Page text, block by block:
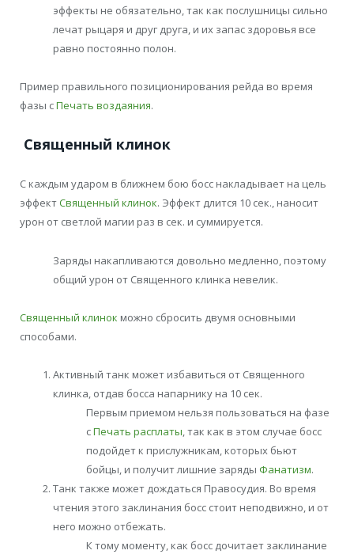
эффекты не обязательно, так как послушницы сильно
лечат рыцаря и друг друга, и их запас здоровья все
равно постоянно полон.
Пример правильного позиционирования рейда во время
фазы сПечать воздаяния.
Священный клинок
С каждым ударом в ближнем бою босс накладывает на цель
эффектСвященный клинок. Эффект длится 10 сек., наносит
урон от светлой магии раз в сек. и суммируется.
Заряды накапливаются довольно медленно, поэтому
общий урон от Священного клинка невелик.
Священный клинок можно сбросить двумя основными
способами.
Активный танк может избавиться от Священного
клинка, отдав босса напарнику на 10 сек.
Первым приемом нельзя пользоваться на фазе
сПечать расплаты, так как в этом случае босс
подойдет к прислужникам, которых бьют
бойцы, и получит лишние заряды Фанатизм.
Танк также может дождаться Правосудия. Во время
чтения этого заклинания босс стоит неподвижно, и от
него можно отбежать.
К тому моменту, как босс дочитает заклинание